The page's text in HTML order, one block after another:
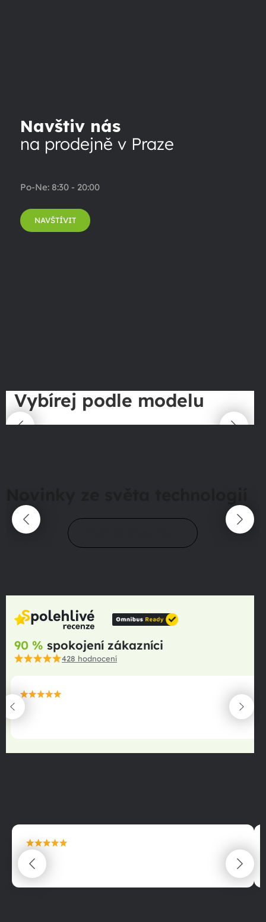
Navštiv nás
na prodejně v Praze
Po-Ne: 8:30 - 20:00
NAVŠTÍVIT
Vybírej podle modelu
90 % spokojení zákazníci
428 hodnocení
maximální spokojenost
22.06.2025
maximální spokojenost
22.06.2025